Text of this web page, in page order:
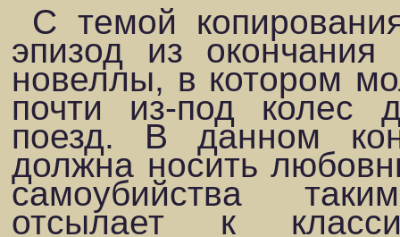
С темой
эпизод из
новеллы, в котором
почти из-под колес
поезд. В данном
должна носить
самоубийства
отсылает к